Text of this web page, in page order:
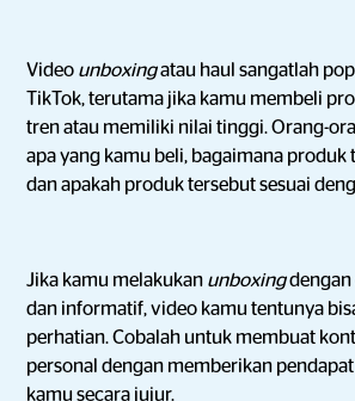
Video unboxingatau haul sangatlah
TikTok, terutama jika kamu membeli
tren atau memiliki nilai tinggi. Orang-
apa yang kamu beli, bagaimana produk
dan apakah produk tersebut sesuai
Jika kamu melakukan unboxing
dan informatif, video kamu tentunya
perhatian. Cobalah untuk membuat
personal dengan memberikan
kamu secara jujur.